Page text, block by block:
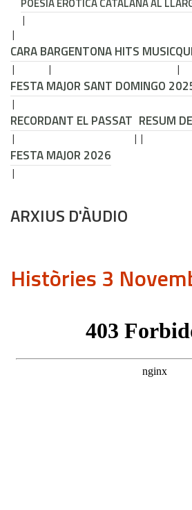
CARA BARGENTONA HITS MUSIC
FESTA MAJOR SANT DOMINGO
RECORDANT EL PASSAT RESUM
FESTA MAJOR 2026
ARXIUS D'ÀUDIO
Històries 3